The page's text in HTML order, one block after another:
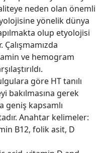
neden olan önemli
yönelik dünya
olup etyolojisi
Çalışmamızda
ve hemogram
göre HT tanılı
bakılmasına gerek
geniş kapsamlı
Anahtar kelimeler:
B12, folik asit, D